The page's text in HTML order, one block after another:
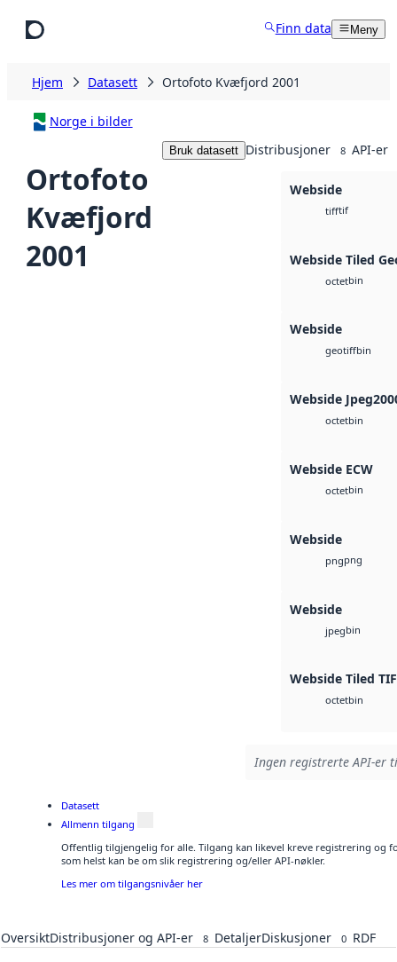
Finn data Meny
Hjem Datasett Ortofoto Kvæfjord 2001
Norge i bilder
Ortofoto
Kvæfjord
2001
Bruk datasett Distribusjoner 8 API-er
Webside
tifftif
Webside Tiled
octetbin
Webside
geotiffbin
Webside
octetbin
Webside ECW
octetbin
Webside
pngpng
Webside
jpegbin
Webside Tiled
octetbin
Ingen registrerte API-er
Datasett
Allmenn tilgang
Offentlig tilgjengelig for alle. Tilgang kan likevel kreve registrering og
som helst kan be om slik registrering og/eller API-nøkler.
Les mer om tilgangsnivåer her
OversiktDistribusjoner og API-er 8 DetaljerDiskusjoner 0 RDF